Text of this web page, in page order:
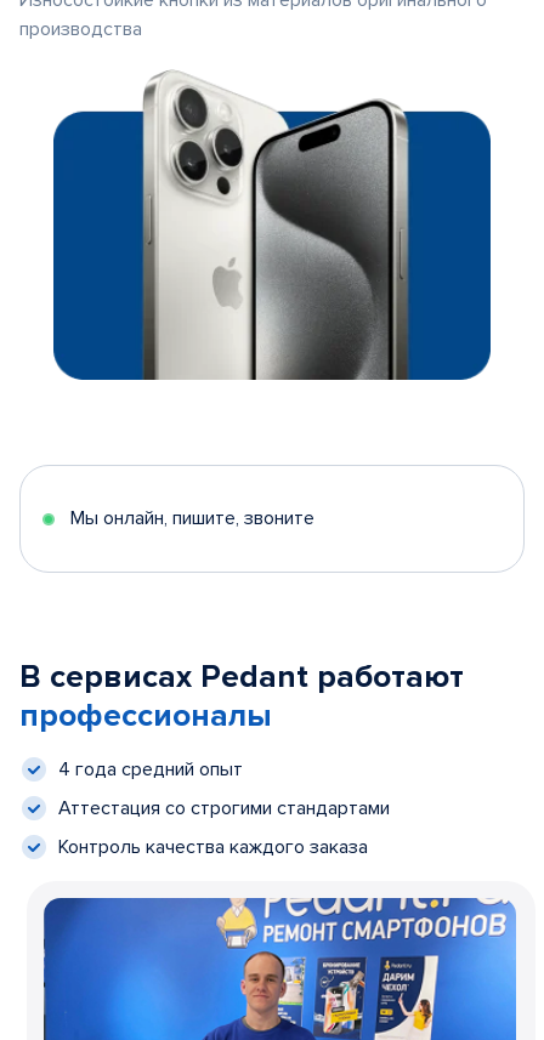
производства
Мы онлайн, пишите, звоните
В сервисах Pedant работают
профессионалы
4 года средний опыт
Аттестация со строгими стандартами
Контроль качества каждого заказа